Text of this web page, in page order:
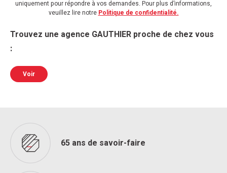
uniquement pour répondre à vos demandes. Pour plus d’informations,
veuillez lire notre Politique de confidentialité.
Trouvez une agence GAUTHIER proche de chez vous
:
Voir
65 ans de savoir-faire